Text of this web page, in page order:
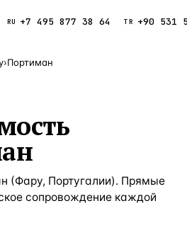
RU +7 495 877 38 64 TR +90 531
3 906
›Портиман
(Фару, Португалии). Прямые
сопровождение каждой